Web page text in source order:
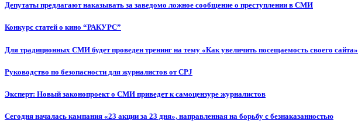
Депутаты предлагают наказывать за заведомо ложное сообщение о преступлении в СМИ
Конкурс статей о кино “РАКУРС”
Для традиционных СМИ будет проведен тренинг на тему «Как увеличить посещаемость своего сайта»
Руководство по безопасности для журналистов от CPJ
Эксперт: Новый законопроект о СМИ приведет к самоцензуре журналистов
Сегодня началась кампания «23 акции за 23 дня», направленная на борьбу с безнаказанностью